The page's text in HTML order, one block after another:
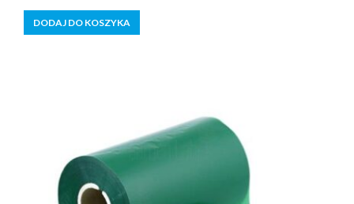
5
DODAJ DO KOSZYKA